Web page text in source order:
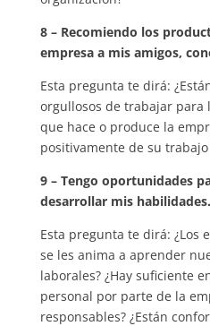
8 – Recomiendo los
empresa a mis amigos,
Esta pregunta te dirá:
orgullosos de trabajar para
que hace o produce la
positivamente de su
9 – Tengo oportunidades
desarrollar mis habilidades.
Esta pregunta te dirá: ¿Los
se les anima a aprender
laborales? ¿Hay suficiente
personal por parte de la
responsables? ¿Están